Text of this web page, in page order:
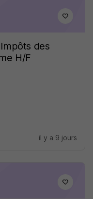
des
H/F
il y a 9 jours